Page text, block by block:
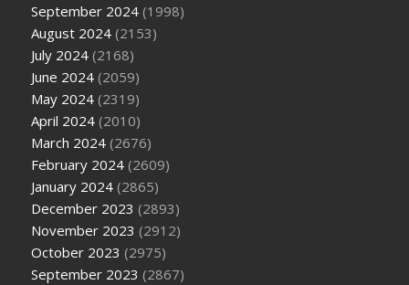
September 2024 (1998)
August 2024 (2153)
July 2024 (2168)
June 2024 (2059)
May 2024 (2319)
April 2024 (2010)
March 2024 (2676)
February 2024 (2609)
January 2024 (2865)
December 2023 (2893)
November 2023 (2912)
October 2023 (2975)
September 2023 (2867)